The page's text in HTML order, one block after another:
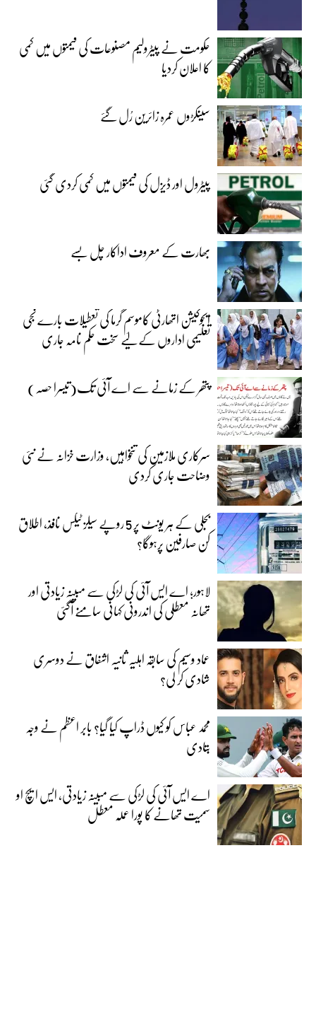
حکومت نے پیٹرولیم مصنوعات کی قیمتوں میں کمی
کا اعلان کردیا
سینکڑوں عمرہ زائرین رُل گئے
پیٹرول اور ڈیزل کی قیمتوں میں کمی کردی گئی
بھارت کے معروف اداکار چل بسے
ایجوکیشن اتھارٹی کاموسمِ گرما کی تعطیلات بارے نجی
تعلیمی اداروں کے لیے سخت حکم نامہ جاری
پتھر کے زمانے سے اے آئی تک(تیسرا حصہ)
سرکاری ملازمین کی تنخواہیں، وزارت خزانہ نے نئی
وضاحت جاری کردی
بجلی کے ہر یونٹ پر 5 روپے سیلز ٹیکس نافذ، اطلاق
کن صارفین پرہوگا؟
لاہور؛ اے ایس آئی کی لڑکی سے مبینہ زیادتی اور
تھانہ معطلی کی اندرونی کہانی سامنے آگئی
عماد وسیم کی سابقہ اہلیہ ثانیہ اشفاق نے دوسری
شادی کر لی؟
محمد عباس کو کیوں ڈراپ کیا گیا؟ بابر اعظم نے وجہ
بتادی
اے ایس آئی کی لڑکی سے مبینہ زیادتی، ایس ایچ او
سمیت تھانے کا پورا عملہ معطل